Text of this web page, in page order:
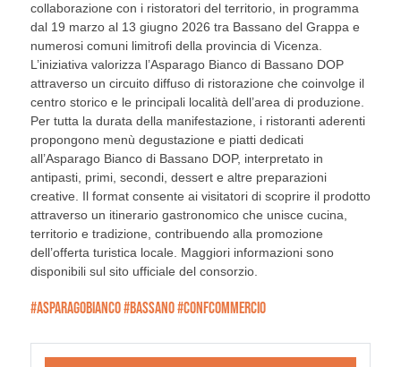
collaborazione con i ristoratori del territorio, in programma
dal 19 marzo al 13 giugno 2026 tra Bassano del Grappa e
numerosi comuni limitrofi della provincia di Vicenza.
L’iniziativa valorizza l’Asparago Bianco di Bassano DOP
attraverso un circuito diffuso di ristorazione che coinvolge il
centro storico e le principali località dell’area di produzione.
Per tutta la durata della manifestazione, i ristoranti aderenti
propongono menù degustazione e piatti dedicati
all’Asparago Bianco di Bassano DOP, interpretato in
antipasti, primi, secondi, dessert e altre preparazioni
creative. Il format consente ai visitatori di scoprire il prodotto
attraverso un itinerario gastronomico che unisce cucina,
territorio e tradizione, contribuendo alla promozione
dell’offerta turistica locale. Maggiori informazioni sono
disponibili sul sito ufficiale del consorzio.
#ASPARAGOBIANCO #BASSANO #CONFCOMMERCIO